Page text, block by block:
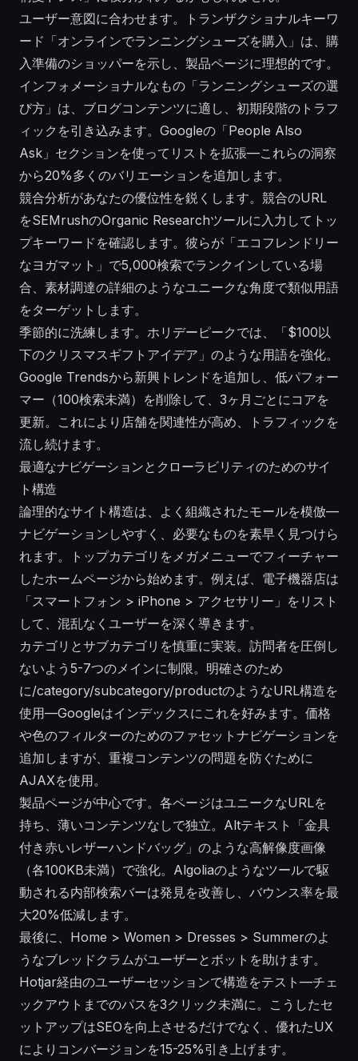
ユーザー意図に合わせます。トランザクショナルキーワ
ード「オンラインでランニングシューズを購入」は、購
入準備のショッパーを示し、製品ページに理想的です。
インフォメーショナルなもの「ランニングシューズの選
び方」は、ブログコンテンツに適し、初期段階のトラフ
ィックを引き込みます。Googleの「People Also
Ask」セクションを使ってリストを拡張—これらの洞察
から20%多くのバリエーションを追加します。
競合分析があなたの優位性を鋭くします。競合のURL
をSEMrushのOrganic Researchツールに入力してトッ
プキーワードを確認します。彼らが「エコフレンドリー
なヨガマット」で5,000検索でランクインしている場
合、素材調達の詳細のようなユニークな角度で類似用語
をターゲットします。
季節的に洗練します。ホリデーピークでは、「$100以
下のクリスマスギフトアイデア」のような用語を強化。
Google Trendsから新興トレンドを追加し、低パフォー
マー（100検索未満）を削除して、3ヶ月ごとにコアを
更新。これにより店舗を関連性が高め、トラフィックを
流し続けます。
最適なナビゲーションとクローラビリティのためのサイ
ト構造
論理的なサイト構造は、よく組織されたモールを模倣—
ナビゲーションしやすく、必要なものを素早く見つけら
れます。トップカテゴリをメガメニューでフィーチャー
したホームページから始めます。例えば、電子機器店は
「スマートフォン > iPhone > アクセサリー」をリスト
して、混乱なくユーザーを深く導きます。
カテゴリとサブカテゴリを慎重に実装。訪問者を圧倒し
ないよう5-7つのメインに制限。明確さのため
に/category/subcategory/productのようなURL構造を
使用—Googleはインデックスにこれを好みます。価格
や色のフィルターのためのファセットナビゲーションを
追加しますが、重複コンテンツの問題を防ぐために
AJAXを使用。
製品ページが中心です。各ページはユニークなURLを
持ち、薄いコンテンツなしで独立。Altテキスト「金具
付き赤いレザーハンドバッグ」のような高解像度画像
（各100KB未満）で強化。Algoliaのようなツールで駆
動される内部検索バーは発見を改善し、バウンス率を最
大20%低減します。
最後に、Home > Women > Dresses > Summerのよ
うなブレッドクラムがユーザーとボットを助けます。
Hotjar経由のユーザーセッションで構造をテスト—チェ
ックアウトまでのパスを3クリック未満に。こうしたセ
ットアップはSEOを向上させるだけでなく、優れたUX
によりコンバージョンを15-25%引き上げます。